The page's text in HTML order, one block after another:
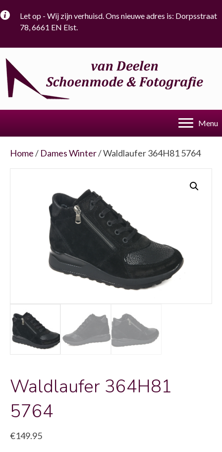
Let op - Wij zijn verhuisd. Ons nieuwe adres is: Dorpsstraat
78, 6661 EN Elst.
Menu
Home/ Dames Winter/ Waldlaufer 364H81 5764
Waldlaufer 364H81
5764
€149.95